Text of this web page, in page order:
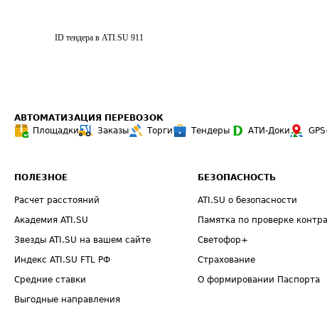
ID тендера в ATI.SU 911
АВТОМАТИЗАЦИЯ ПЕРЕВОЗОК
Площадки
Заказы Торги Тендеры АТИ-Доки
ПОЛЕЗНОЕ
Расчет расстояний
Академия ATI.SU
Звезды ATI.SU на вашем сайте
Индекс ATI.SU FTL РФ
Средние ставки
Выгодные направления
БЕЗОПАСНОСТЬ
ATI.SU о безопасности
Памятка по проверке
Светофор+
Страхование
О формировании Паспорта